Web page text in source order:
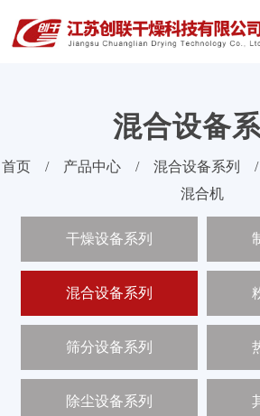
页
于
我
产
品
混合设备
首页/ 产品中心/ 混合设备系列
混合机
干燥设备系列
混合设备系列
筛分设备系列
除尘设备系列